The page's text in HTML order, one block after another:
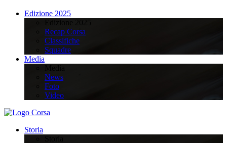
Edizione 2025
Recap Corsa
Classifiche
Squadre
Media
News
Foto
Video
Storia